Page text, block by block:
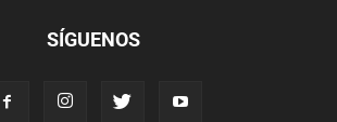
SÍGUENOS